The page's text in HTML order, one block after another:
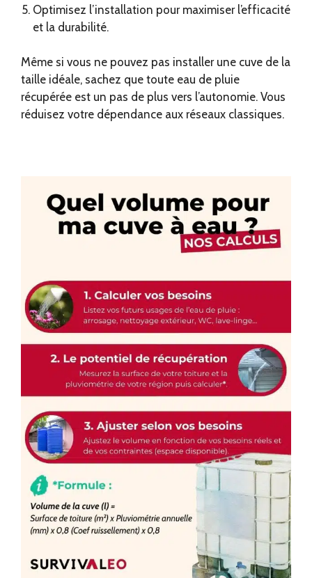
Optimisez l’installation pour maximiser l’efficacité
et la durabilité.
Même si vous ne pouvez pas installer une cuve de la
taille idéale, sachez que toute eau de pluie
récupérée est un pas de plus vers l’autonomie. Vous
réduisez votre dépendance aux réseaux classiques.